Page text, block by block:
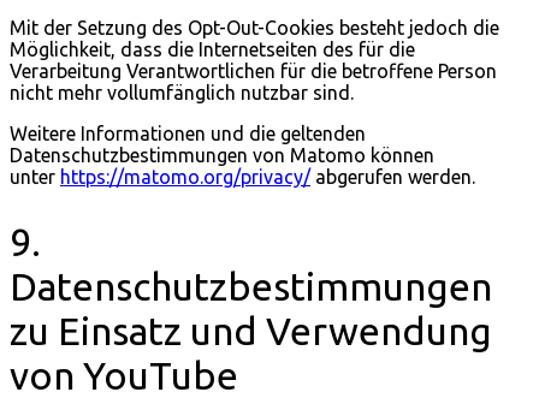
Mit der Setzung des Opt-Out-Cookies besteht jedoch die
Möglichkeit, dass die Internetseiten des für die
Verarbeitung Verantwortlichen für die betroffene Person
nicht mehr vollumfänglich nutzbar sind.
Weitere Informationen und die geltenden
Datenschutzbestimmungen von Matomo können
unter https://matomo.org/privacy/abgerufen werden.
9.
Datenschutzbestimmungen
zu Einsatz und Verwendung
von YouTube